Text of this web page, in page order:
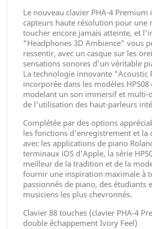
Le nouveau clavier PHA-4 Premium
capteurs haute résolution pour une
toucher encore jamais atteinte, et
"Headphones 3D Ambience" vous
ressentir, avec un casque sur les
sensations sonores d'un véritable
La technologie innovante "Acoustic
incorporée dans les modèles HP508
modelant un son immersif et multi-
de l'utilisation des haut-parleurs
Complétée par des options
les fonctions d'enregistrement et la
avec les applications de piano
terminaux iOS d'Apple, la série
meilleur de la tradition et de la
fournir une inspiration maximale à
passionnés de piano, des étudiants
musiciens les plus chevronnés.
Clavier 88 touches (clavier PHA-4
double échappement Ivory Feel)